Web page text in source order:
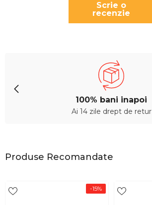
Scrie o
recenzie
100% bani inapoi
Ai 14 zile drept de retur
Produse Recomandate
-15%